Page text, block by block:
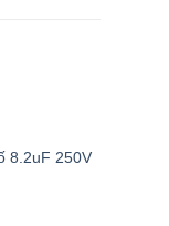
Add to
wishlist
8.2uF 250V